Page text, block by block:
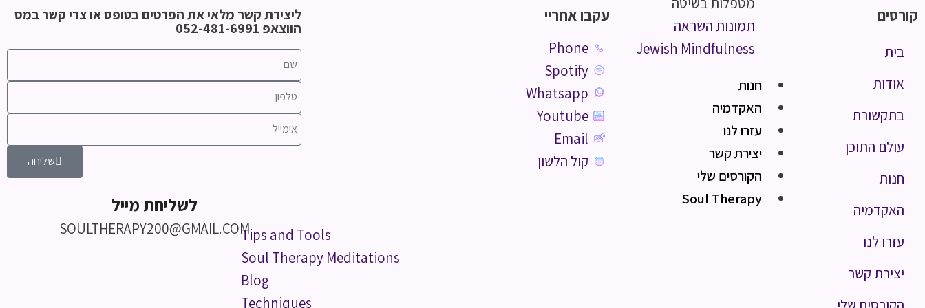
תמונות השראה
Jewish Mindfulness
חנות
האקדמיה
עזרו לנו
יצירת קשר
הקורסים שלי
Soul Therapy
Tips and Tools
Soul Therapy Meditations
Blog
Techniques
קורסים
בית
אודות
בתקשורת
עולם התוכן
חנות
האקדמיה
עזרו לנו
יצירת קשר
עקבו אחריי
Phone
Spotify
Whatsapp
Youtube
Email
קול הלשון
ליצירת קשר מלאי את הפרטים בטופס או צרי קשר במס
הווצאפ 052-481-6991
שליחה
לשליחת מייל
SOULTHERAPY200@GMAIL.COM